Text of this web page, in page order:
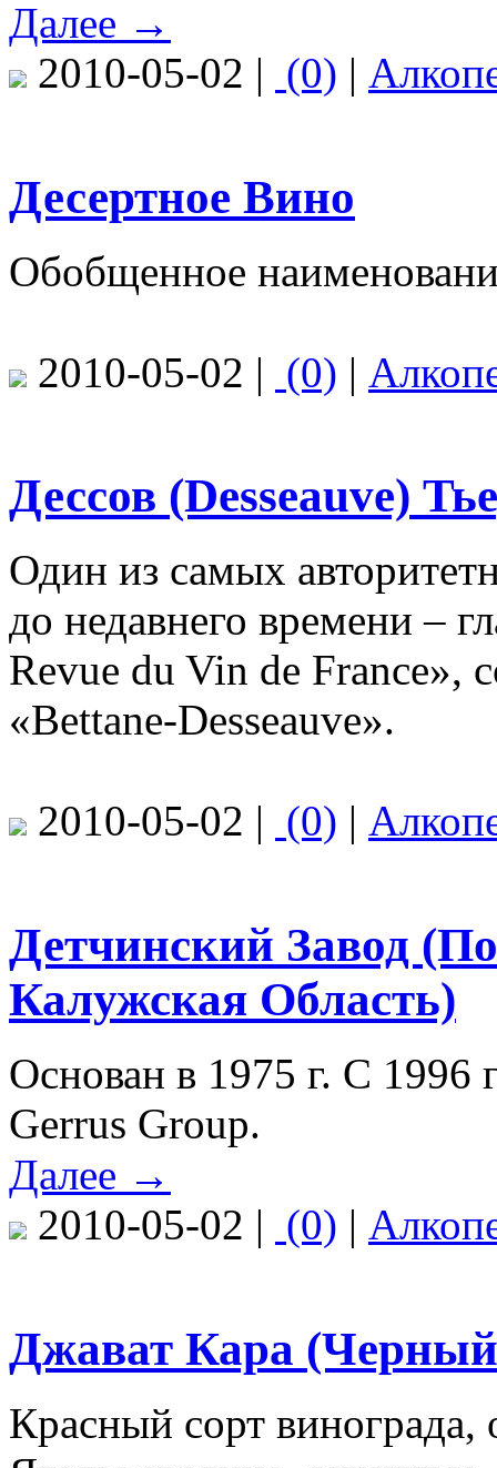
Далее →
2010-05-02 | (0) |
Десертное Вино
Обобщенное
2010-05-02 | (0) |
Дессов (Desseauve)
Один из самых
до недавнего времени –
Revue du Vin de France»,
«Bettane-Desseauve».
2010-05-02 | (0) |
Детчинский Завод
Калужская Область)
Основан в 1975 г. С 1996
Gerrus Group.
Далее →
2010-05-02 | (0) |
Джават Кара
Красный сорт